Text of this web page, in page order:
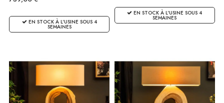
EN STOCK À L'USINE SOUS 4
SEMAINES
EN STOCK À L'USINE SOUS 4
SEMAINES